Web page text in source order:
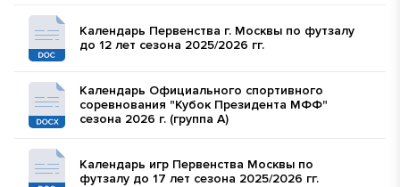
Календарь Первенства г. Москвы по футзалу
до 12 лет сезона 2025/2026 гг.
Календарь Официального спортивного
соревнования "Кубок Президента МФФ"
сезона 2026 г. (группа А)
Календарь игр Первенства Москвы по
футзалу до 17 лет сезона 2025/2026 гг.